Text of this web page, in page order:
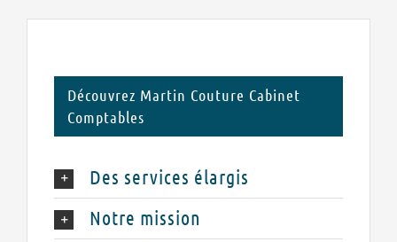
Découvrez Martin Couture Cabinet
Comptables
Des services élargis
Notre mission